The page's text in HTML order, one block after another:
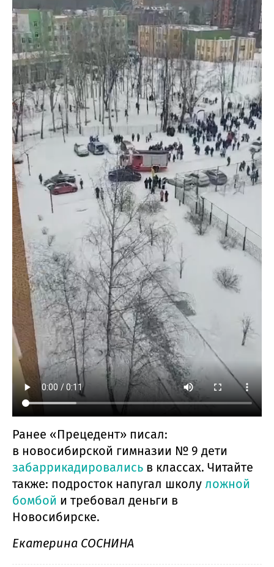
Ранее «Прецедент» писал:
в новосибирской гимназии № 9 дети
забаррикадировались в классах. Читайте
также: подросток напугал школу ложной
бомбой и требовал деньги в
Новосибирске.
Екатерина СОСНИНА